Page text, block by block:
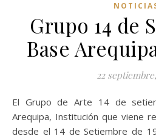
Grupo 14 de
Base
22
El Grupo de Arte 14 de setiembre de Moho – Base
Arequipa, Institución que viene
desde el 14 de Setiembre de